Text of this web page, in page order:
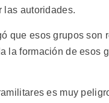
las autoridades.
que esos grupos
la formación de esos
es muy